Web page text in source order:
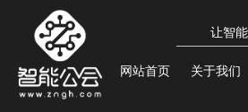
让智
网站首页 关于我们